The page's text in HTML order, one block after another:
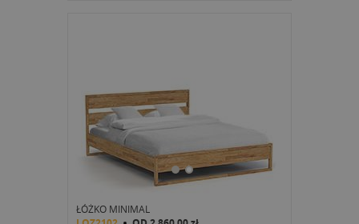
ŁÓŻKO MINIMAL